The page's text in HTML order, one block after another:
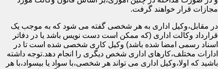
مجازات قرار خواهند گرفت.
در مقابل،وکیل اداری به هر شخصی گفته می شود که به موجب یک
قرارداد وکالت اداری (که ممکن است دست نویس باشد یا در دفاتر
اسناد رسمی امضا شده باشد) وکیل کاری شخصی شده است تا در
ادارات مختلف،کارهای اداری شخص دیگری را انجام دهد.توجه داشته
باشید که اولا،وکیل اداری می تواند هر شخصی،با سواد یا بیسواد،با هر